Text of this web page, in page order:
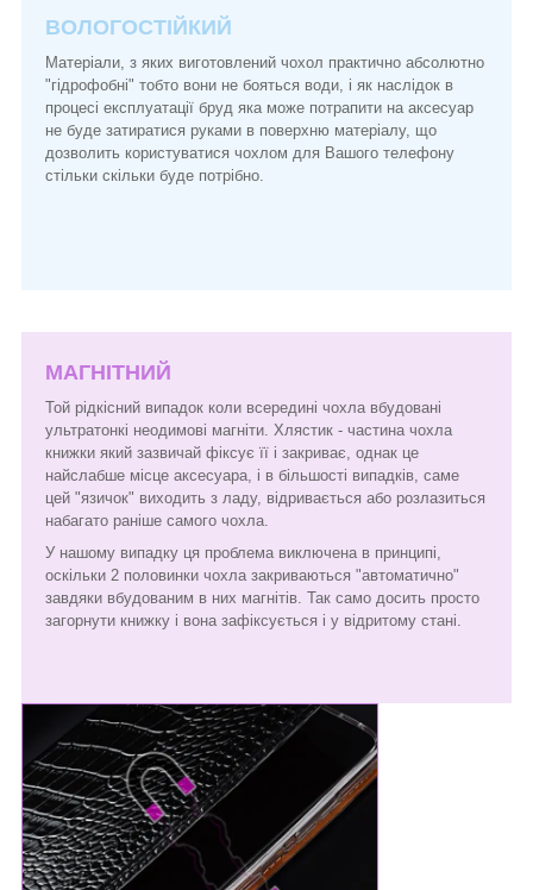
ВОЛОГОСТІЙКИЙ
Матеріали, з яких виготовлений чохол практично абсолютно
"гідрофобні" тобто вони не бояться води, і як наслідок в
процесі експлуатації бруд яка може потрапити на аксесуар
не буде затиратися руками в поверхню матеріалу, що
дозволить користуватися чохлом для Вашого телефону
стільки скільки буде потрібно.
МАГНІТНИЙ
Той рідкісний випадок коли всередині чохла вбудовані
ультратонкі неодимові магніти. Хлястик - частина чохла
книжки який зазвичай фіксує її і закриває, однак це
найслабше місце аксесуара, і в більшості випадків, саме
цей "язичок" виходить з ладу, відривається або розлазиться
набагато раніше самого чохла.
У нашому випадку ця проблема виключена в принципі,
оскільки 2 половинки чохла закриваються "автоматично"
завдяки вбудованим в них магнітів. Так само досить просто
загорнути книжку і вона зафіксується і у відритому стані.